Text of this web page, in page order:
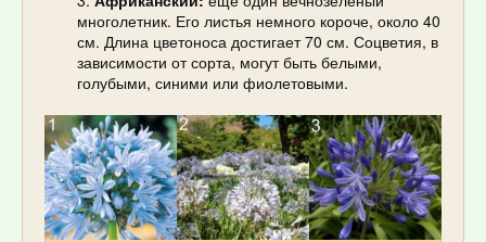
многолетник. Его листья немного короче, около 40
см. Длина цветоноса достигает 70 см. Соцветия, в
зависимости от сорта, могут быть белыми,
голубыми, синими или фиолетовыми.